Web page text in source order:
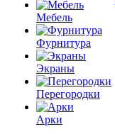
Мебель
Фурнитура
Экраны
Перегородки
Арки